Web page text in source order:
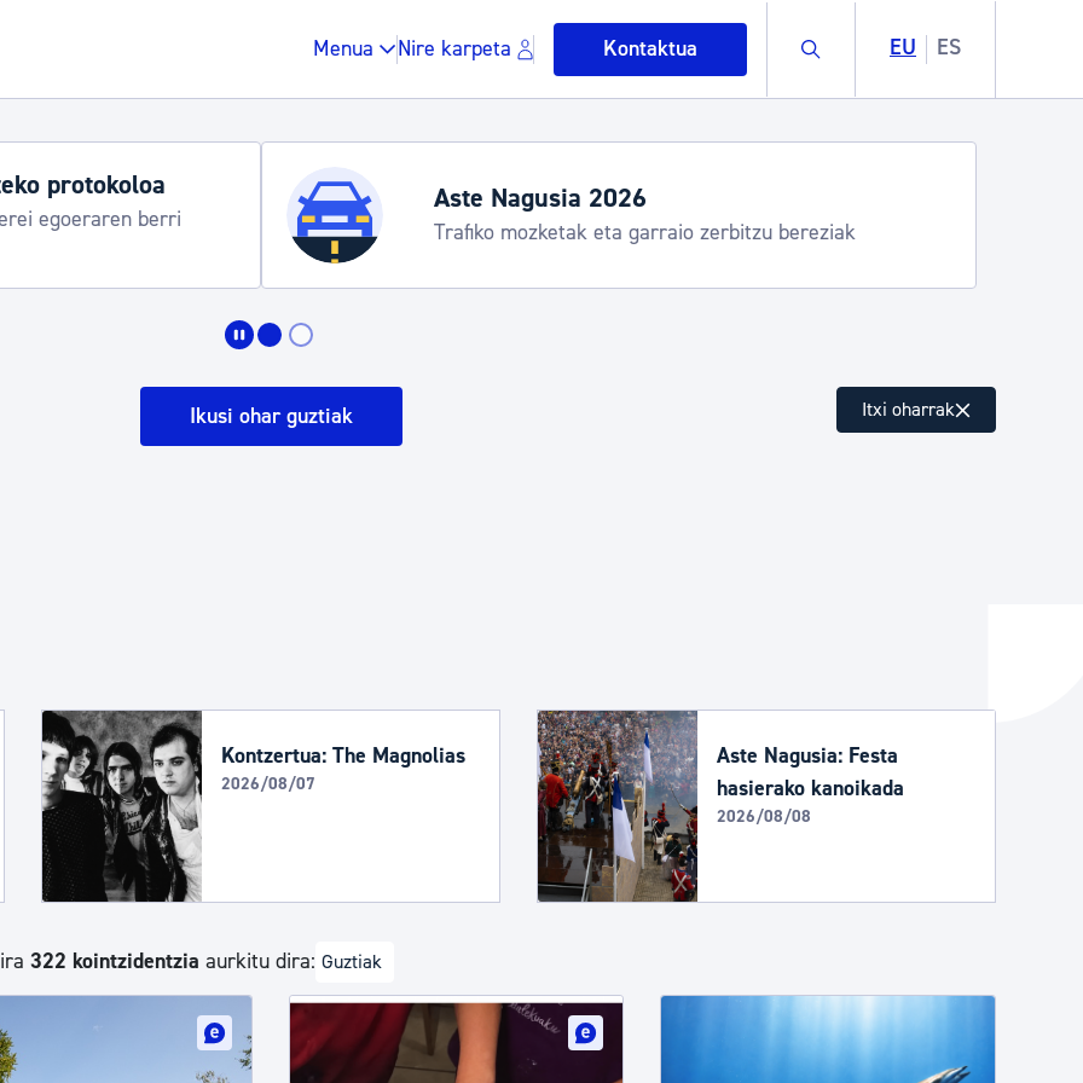
Menua Nire karpeta Kontaktua Buscar EU ES
Gune publikoa, hondakinak eta ingurumena
Berdintasuna, Giza Eskubideak eta bizikidetza
Udako ordutegiak eta zerbitzuak
Udalinfo, Donostia Kirola, Donostia Kultura, San Telmo,
Urgull, Hondalea, Turismoa
Ikusi ohar guztiak Itxi oharrak
Kontzertua: The Magnolias
2026/08/07
Aste Nagusia: Festa
hasierako kanoikada
2026/08/08
322 kointzidentzia aurkitu dira: Guztiak